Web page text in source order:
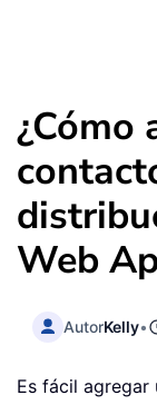
¿Cómo
Web
AutorKelly•
Es fácil